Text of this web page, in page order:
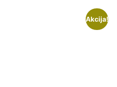
Akcija!